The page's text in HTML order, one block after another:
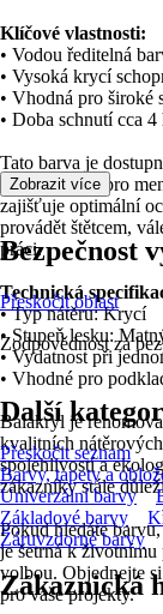
Klíčové vlastnosti:
• Vodou ředitelná
• Vysoká krycí
• Vhodná pro široké
• Doba schnutí cca
Tato barva je
což je ideální pro
zajišťuje optimální
provádět štětcem,
práci.
Technická
• Typ nátěru: Krycí
• Stupeň lesku:
• Vydatnost při
• Vhodné pro
Balakryl je
kvalitních
spolehlivostí a
zákazníky stále
Pokud hledáte
je šetrná k
volbou. Objednejte
pro vaše projekty.
Zobrazit více
Bezpečnost
Přeskočit oblast
Zodpovědnost za
Další
Přeskočit seznam
Barvy, tapety a
Univerzální barvy
Základové barvy
Žáruvzdorné barvy
Zákaznická